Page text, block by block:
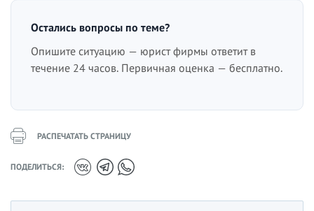
Остались вопросы по теме?
Опишите ситуацию — юрист фирмы ответит в
течение 24 часов. Первичная оценка — бесплатно.
РАСПЕЧАТАТЬ СТРАНИЦУ
ПОДЕЛИТЬСЯ: